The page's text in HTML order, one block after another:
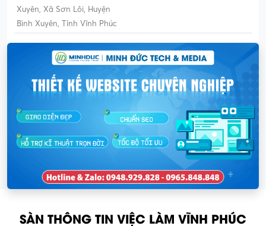
Xuyên, Xã Sơn Lôi, Huyện
Bình Xuyên, Tỉnh Vĩnh Phúc
SÀN THÔNG TIN VIỆC LÀM VĨNH PHÚC